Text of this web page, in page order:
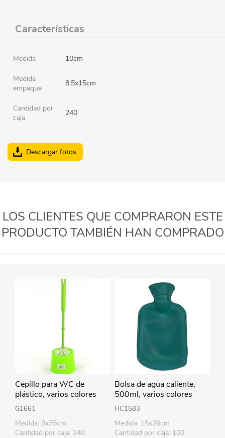
Características
Medida 10cm
Medida
empaque
8.5x15cm
Cantidad por
caja
240
Descargar fotos
LOS CLIENTES QUE COMPRARON ESTE
PRODUCTO TAMBIÉN HAN COMPRADO
Cepillo para WC de
plástico, varios colores
G1661
Medida: 9x35cm
Cantidad por caja: 240
Bolsa de agua caliente,
500ml, varios colores
HC1583
Medida: 15x26cm
Cantidad por caja: 100